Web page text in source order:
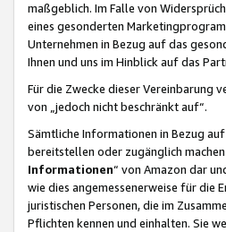
maßgeblich. Im Falle von
eines gesonderten
Unternehmen in Bezug auf das
Ihnen und uns im Hinblick auf das
Für die Zwecke dieser Vereinbarung
von „jedoch nicht beschränkt auf“.
Sämtliche Informationen in Bezug
bereitstellen oder zugänglich
Informationen“ von Amazon dar
wie dies angemessenerweise für die
juristischen Personen, die im
Pflichten kennen und einhalten. Sie